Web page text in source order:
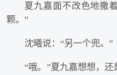
夏九嘉面不改色地撒
颗。”
沈曦说：“另一个兜。”
“哦。”夏九嘉想想，